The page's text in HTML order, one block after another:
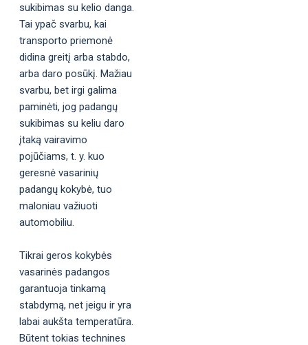
sukibimas su kelio danga.
Tai ypač svarbu, kai
transporto priemonė
didina greitį arba stabdo,
arba daro posūkį. Mažiau
svarbu, bet irgi galima
paminėti, jog padangų
sukibimas su keliu daro
įtaką vairavimo
pojūčiams, t. y. kuo
geresnė vasarinių
padangų kokybė, tuo
maloniau važiuoti
automobiliu.
Tikrai geros kokybės
vasarinės padangos
garantuoja tinkamą
stabdymą, net jeigu ir yra
labai aukšta temperatūra.
Būtent tokias technines